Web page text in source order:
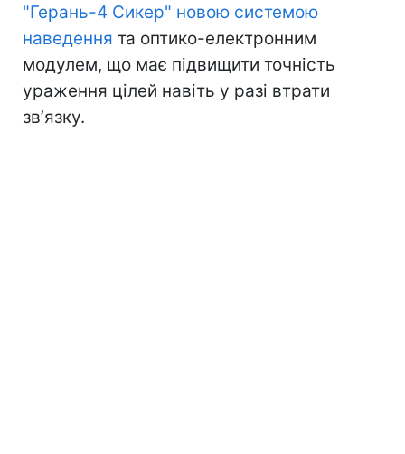
"Герань-4 Сикер" новою системою
наведення та оптико-електронним
модулем, що має підвищити точність
ураження цілей навіть у разі втрати
звʼязку.